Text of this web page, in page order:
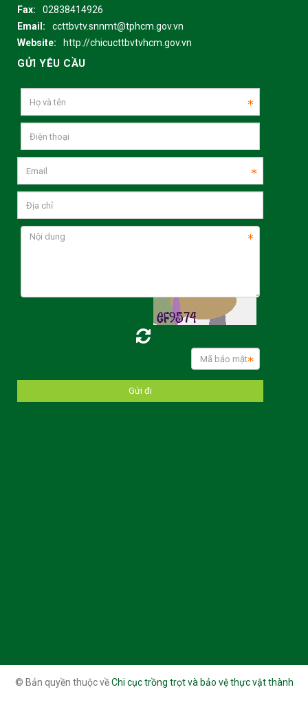
Fax:
02838414926
Email:
ccttbvtv.snnmt@tphcm.gov.vn
Website:
http://chicucttbvtvhcm.gov.vn
GỬI YÊU CẦU
© Bản quyền thuộc vềChi cục trồng trọt và bảo vệ thực vật thành